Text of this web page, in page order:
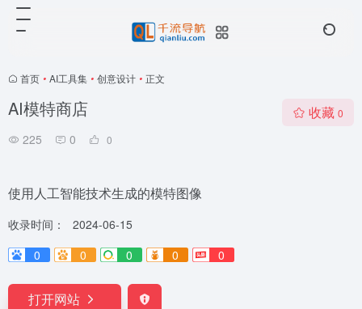
首页 • AI工具集 • 创意设计 • 正文
AI模特商店
225 0 0
收藏 0
使用人工智能技术生成的模特图像
收录时间：
2024-06-15
0
0 0 0 0
打开网站